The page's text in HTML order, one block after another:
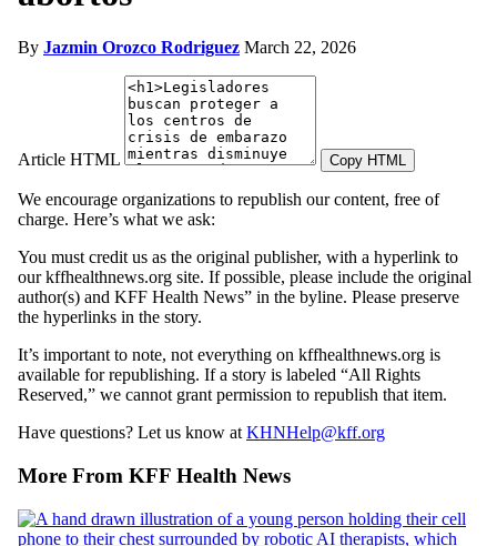
By Jazmin Orozco Rodriguez March 22, 2026
Article HTML Copy HTML
We encourage organizations to republish our content, free of
charge. Here’s what we ask:
You must credit us as the original publisher, with a hyperlink to
our kffhealthnews.org site. If possible, please include the original
author(s) and KFF Health News” in the byline. Please preserve
the hyperlinks in the story.
It’s important to note, not everything on kffhealthnews.org is
available for republishing. If a story is labeled “All Rights
Reserved,” we cannot grant permission to republish that item.
Have questions? Let us know at KHNHelp@kff.org
More From KFF Health News